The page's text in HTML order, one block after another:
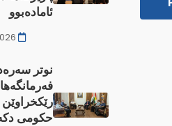
ئامادەبوو
نوتر
فەرمانگەها
رێکخراوێن
‌حکومی